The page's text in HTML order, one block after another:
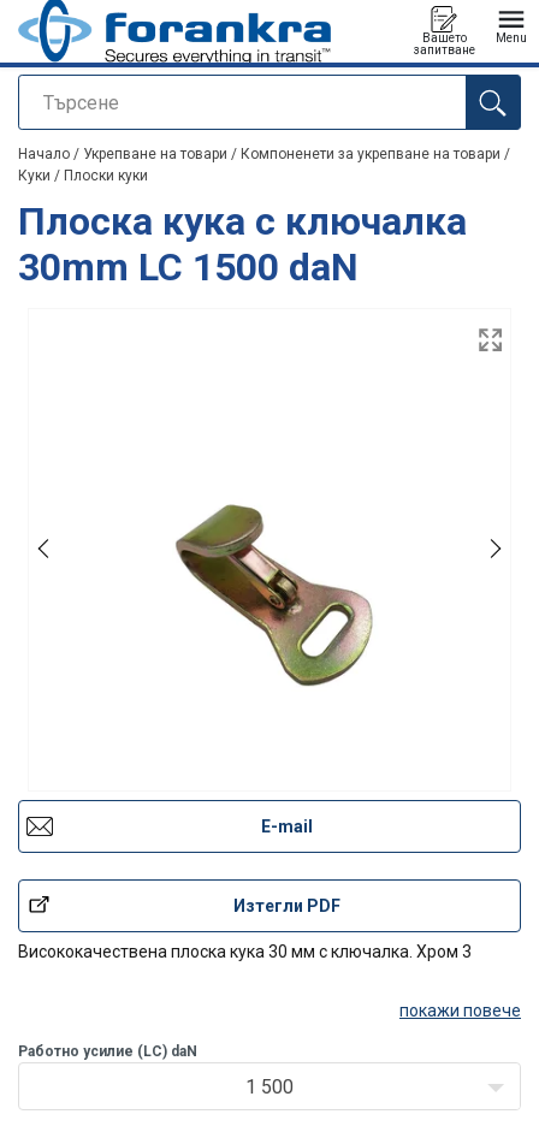
Търсене
Вашето
запитване
Menu
е добавен към вашето запитване
Начало / Укрепване на товари / Компоненети за укрепване на товари /
Куки / Плоски куки
Плоска кука с ключалка
30mm LC 1500 daN
E-mail
Изтегли PDF
Висококачествена плоска кука 30 мм с ключалка. Хром 3
покажи повече
Работно усилие (LC) daN
1 500